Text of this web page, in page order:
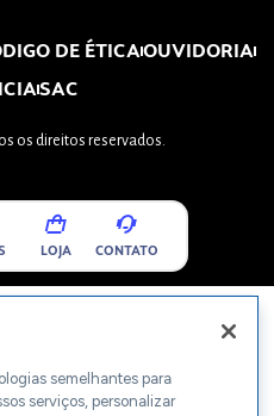
DE ÉTICAOUVIDORIA
SAC
os direitos reservados.
LOJA CONTATO
semelhantes para
serviços, personalizar